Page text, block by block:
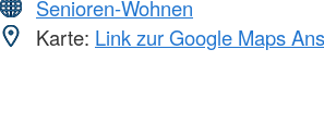
Senioren-Wohnen
Karte: Link zur Google Maps